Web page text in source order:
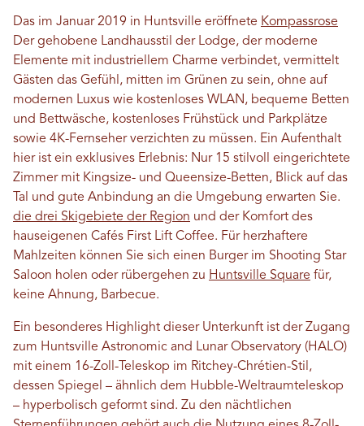
Das im Januar 2019 in Huntsville eröffnete Kompassrose
Der gehobene Landhausstil der Lodge, der moderne
Elemente mit industriellem Charme verbindet, vermittelt
Gästen das Gefühl, mitten im Grünen zu sein, ohne auf
modernen Luxus wie kostenloses WLAN, bequeme Betten
und Bettwäsche, kostenloses Frühstück und Parkplätze
sowie 4K-Fernseher verzichten zu müssen. Ein Aufenthalt
hier ist ein exklusives Erlebnis: Nur 15 stilvoll eingerichtete
Zimmer mit Kingsize- und Queensize-Betten, Blick auf das
Tal und gute Anbindung an die Umgebung erwarten Sie.
die drei Skigebiete der Region und der Komfort des
hauseigenen Cafés First Lift Coffee. Für herzhaftere
Mahlzeiten können Sie sich einen Burger im Shooting Star
Saloon holen oder rübergehen zu Huntsville Square für,
keine Ahnung, Barbecue.
Ein besonderes Highlight dieser Unterkunft ist der Zugang
zum Huntsville Astronomic and Lunar Observatory (HALO)
mit einem 16-Zoll-Teleskop im Ritchey-Chrétien-Stil,
dessen Spiegel – ähnlich dem Hubble-Weltraumteleskop
– hyperbolisch geformt sind. Zu den nächtlichen